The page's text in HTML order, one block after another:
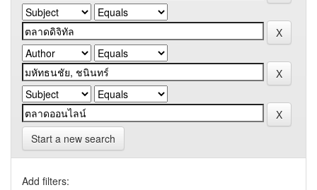
Start a new search
Add filters: